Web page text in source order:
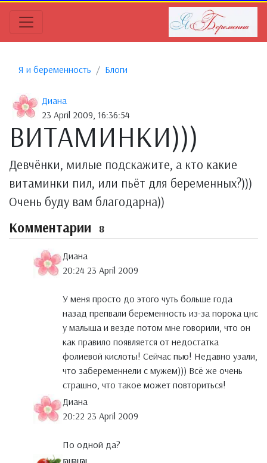
Я и беременность Блоги
Диана
23 April 2009, 16:36:54
ВИТАМИНКИ)))
Девчёнки, милые подскажите, а кто какие
витаминки пил, или пьёт для беременных?)))
Очень буду вам благодарна))
Комментарии 8
Диана
20:24 23 April 2009
У меня просто до этого чуть больше года
назад препвали беременность из-за порока цнс
у малыша и везде потом мне говорили, что он
как правило появляется от недостатка
фолиевой кислоты! Сейчас пью! Недавно узали,
что забеременнели с мужем))) Всё же очень
страшно, что такое может повториться!
Диана
20:22 23 April 2009
По одной да?